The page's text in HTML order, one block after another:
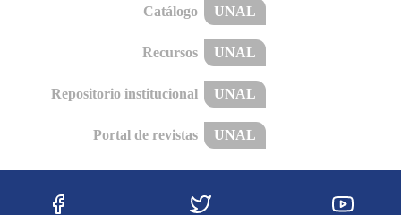
Catálogo UNAL
Recursos UNAL
Repositorio institucional UNAL
Portal de revistas UNAL